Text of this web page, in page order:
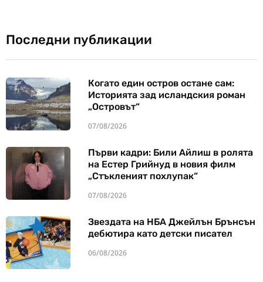
Последни публикации
Когато един остров остане сам:
Историята зад исландския роман
„Островът“
07/08/2026
Първи кадри: Били Айлиш в ролята
на Естер Грийнуд в новия филм
„Стъкленият похлупак“
07/08/2026
Звездата на НБА Джейлън Брънсън
дебютира като детски писател
06/08/2026